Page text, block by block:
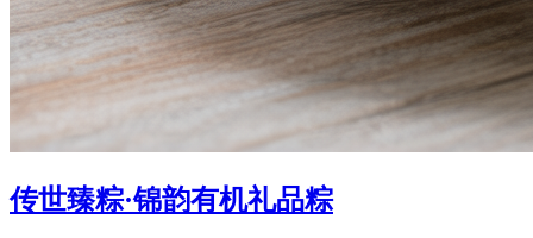
传世臻粽·锦韵有机礼品粽